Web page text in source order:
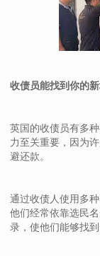
收债员能找到你的
英国的收债员有多
力至关重要，因为
避还款。
通过收债人使用多
他们经常依靠选民
录，使他们能够找